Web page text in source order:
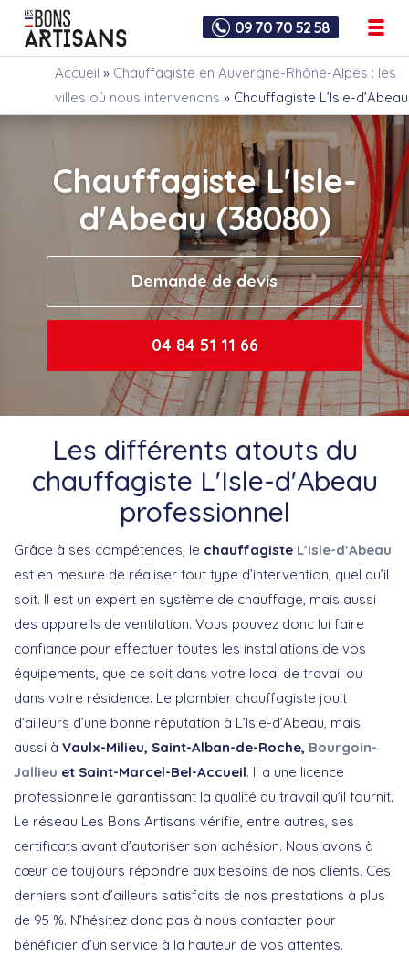
09 70 70 52 58
Accueil » Chauffagiste en Auvergne-Rhône-Alpes : les
villes où nous intervenons » Chauffagiste L’Isle-d’Abeau
Chauffagiste L'Isle-
d'Abeau (38080)
Demande de devis
04 84 51 11 66
Les différents atouts du
chauffagiste L'Isle-d'Abeau
professionnel
Grâce à ses compétences, le chauffagiste L’Isle-d’Abeau
est en mesure de réaliser tout type d’intervention, quel qu’il
soit. Il est un expert en système de chauffage, mais aussi
des appareils de ventilation. Vous pouvez donc lui faire
confiance pour effectuer toutes les installations de vos
équipements, que ce soit dans votre local de travail ou
dans votre résidence. Le plombier chauffagiste jouit
d’ailleurs d’une bonne réputation à L’Isle-d’Abeau, mais
aussi à Vaulx-Milieu, Saint-Alban-de-Roche, Bourgoin-
Jallieu et Saint-Marcel-Bel-Accueil. Il a une licence
professionnelle garantissant la qualité du travail qu’il fournit.
Le réseau Les Bons Artisans vérifie, entre autres, ses
certificats avant d’autoriser son adhésion. Nous avons à
cœur de toujours répondre aux besoins de nos clients. Ces
derniers sont d’ailleurs satisfaits de nos prestations à plus
de 95 %. N’hésitez donc pas à nous contacter pour
bénéficier d’un service à la hauteur de vos attentes.